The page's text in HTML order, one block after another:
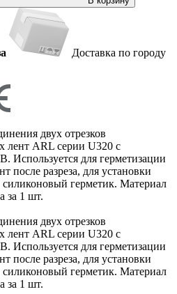
Доставка по городу
двух отрезков
лент ARL серии U320 с
Используется для герметизации
после разреза, для установки
силиконовый герметик. Материал
за 1 шт.
двух отрезков
лент ARL серии U320 с
Используется для герметизации
после разреза, для установки
силиконовый герметик. Материал
за 1 шт.